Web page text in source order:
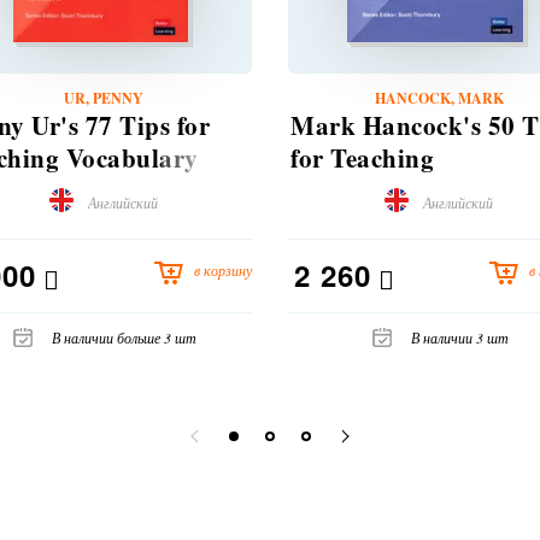
UR, PENNY
Ur's 77 Tips for
Vocabulary
Английский
в корзину
В наличии больше 3 шт
HANCOCK, MARK
Mark Hancock's 50
for Teaching
PronunciationАнглийский
2 260 в
В наличии 3 шт